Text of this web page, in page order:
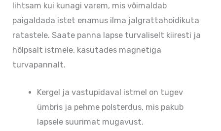
lihtsam kui kunagi varem, mis võimaldab
paigaldada istet enamus ilma jalgrattahoidikuta
ratastele. Saate panna lapse turvaliselt kiiresti ja
hõlpsalt istmele, kasutades magnetiga
turvapannalt.
Kergel ja vastupidaval istmel on tugev
ümbris ja pehme polsterdus, mis pakub
lapsele suurimat mugavust.